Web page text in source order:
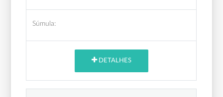
Súmula:
DETALHES